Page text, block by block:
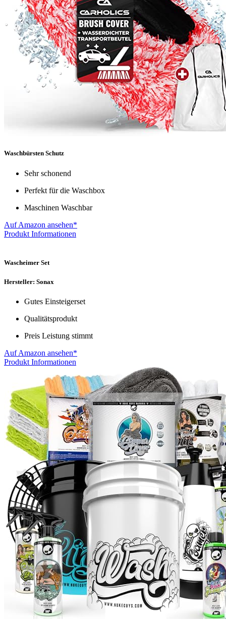
Waschbürsten Schutz
Sehr schonend
Perfekt für die Waschbox
Maschinen Waschbar
Auf Amazon ansehen*
Produkt Informationen
Wascheimer Set
Hersteller: Sonax
Gutes Einsteigerset
Qualitätsprodukt
Preis Leistung stimmt
Auf Amazon ansehen*
Produkt Informationen